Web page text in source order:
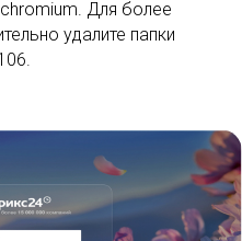
Для более
удалите папки